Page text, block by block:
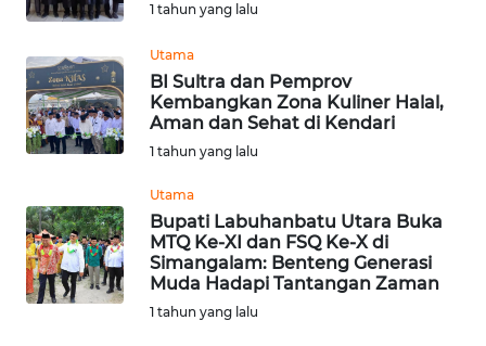
1 tahun yang lalu
Utama
BI Sultra dan Pemprov
Kembangkan Zona Kuliner Halal,
Aman dan Sehat di Kendari
1 tahun yang lalu
Utama
Bupati Labuhanbatu Utara Buka
MTQ Ke-XI dan FSQ Ke-X di
Simangalam: Benteng Generasi
Muda Hadapi Tantangan Zaman
1 tahun yang lalu
WN
WN
SULBAR
BABEL
WN
SUMBAR